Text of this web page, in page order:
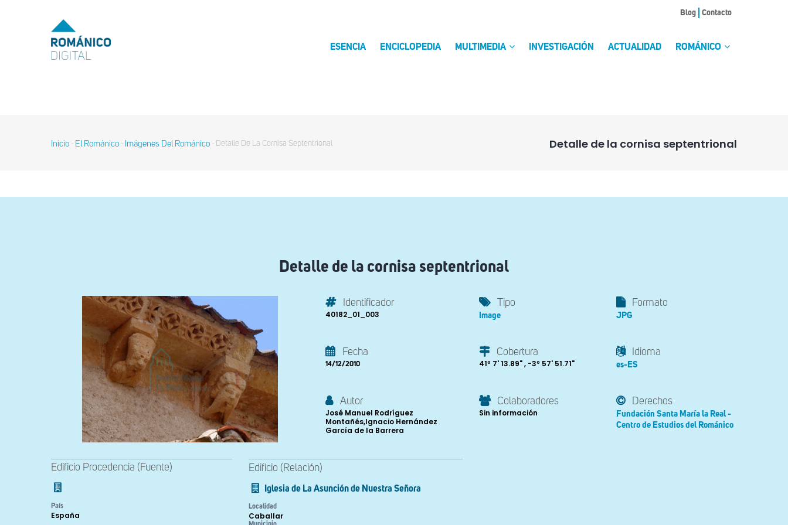
MENU
TOP
Blog Contacto
ESENCIA ENCICLOPEDIA MULTIMEDIA INVESTIGACIÓN ACTUALIDAD ROMÁNICO
Detalle de la cornisa septentrional
Sobrescribir
Inicio - El Románico - Imágenes Del Románico - Detalle De La Cornisa Septentrional
Detalle de la cornisa septentrional
Identificador
40182_01_003
Tipo
Image
Formato
JPG
Fecha
14/12/2010
Cobertura
41º 7' 13.89" , -3º 57' 51.71"
Idioma
es-ES
Autor
José Manuel Rodríguez
Montañés,Ignacio Hernández
García de la Barrera
Colaboradores
Sin información
Derechos
Fundación Santa María la Real -
Centro de Estudios del Románico
Edificio Procedencia (Fuente)
País
España
Edificio (Relación)
Iglesia de La Asunción de Nuestra Señora
Localidad
Caballar